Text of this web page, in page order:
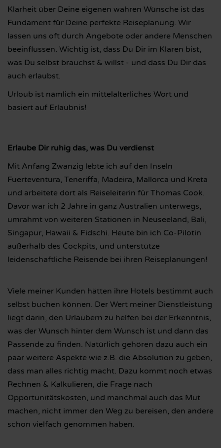
Klarheit über Deine eigenen wahren Wünsche ist das
Fundament für Deine perfekte Reiseplanung. Wir
lassen uns oft durch Angebote oder andere Menschen
beeinflussen. Wichtig ist, dass Du Dir im Klaren bist,
was Du selbst brauchst & willst - und dass Du Dir das
auch erlaubst.
Urloub ist nämlich ein mittelalterliches Wort und
basiert auf Erlaubnis!
Erlaube Dir ruhig das, was Du verdienst
Mit Anfang Zwanzig lebte ich auf den Inseln
Fuerteventura, Teneriffa, Madeira, Mallorca und Kreta
und arbeitete dort als Reiseleiterin für Thomas Cook.
Davor war ich 2 Jahre in ganz Australien unterwegs,
umrahmt von weiteren Stationen in Neuseeland, Bali,
Singapur, Hawaii & Fidschi. Heute bin ich Co-Pilotin
außerhalb des Cockpits, und unterstütze
leidenschaftliche Reisende bei ihren Reiseplanungen!
Viele meiner Kunden hätten ihre Hotels bestimmt auch
selbst buchen können. Der Wert meiner Dienstleistung
liegt darin, den Urlaubern zu helfen bei der Erkenntnis,
was der Wunsch hinter dem Wunsch ist und dann das
Passende zu finden. Natürlich gehören dazu auch ein
paar weitere Aspekte wie z.B. die Absolution zu geben,
dass man alles richtig macht. Dazu kommt noch etwas
Rechnen & Kalkulieren, die Frage nach
Opportunitätskosten, und manchmal auch das Mut
machen, nicht immer den Weg zu bereisen, den andere
schon vielfach genommen haben.